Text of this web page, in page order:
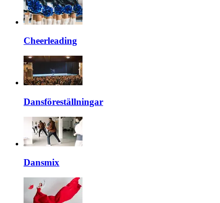
Cheerleading
Dansföreställningar
Dansmix